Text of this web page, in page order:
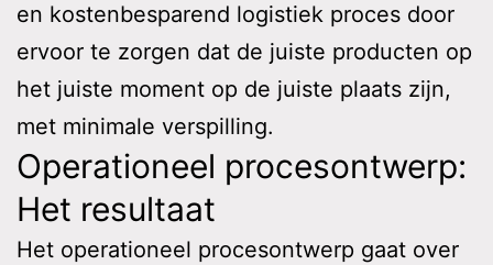
en kostenbesparend logistiek proces door
ervoor te zorgen dat de juiste producten op
het juiste moment op de juiste plaats zijn,
met minimale verspilling.
Operationeel procesontwerp:
Het resultaat
Het operationeel procesontwerp gaat over